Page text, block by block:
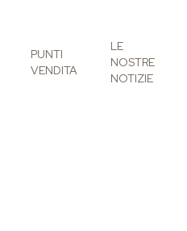
PUNTI
VENDITA
LE
NOSTRE
NOTIZIE